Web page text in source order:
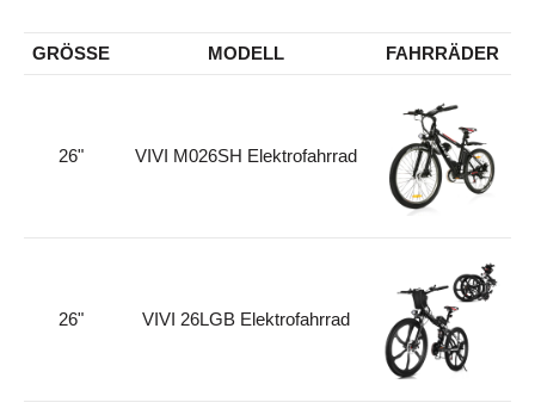
GRÖSSE MODELL FAHRRÄDER
26" VIVI M026SH Elektrofahrrad
26" VIVI 26LGB Elektrofahrrad